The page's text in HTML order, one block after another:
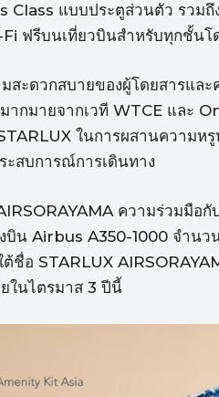
Class แบบประตูส่วนตัว รวม
ฟรีบนเที่ยวบินสำหรับทุกชั้นโ
ะดวกสบายของผู้โดยสารและ
ากมายจากเวที WTCE และ
ในการผสานความห
ะสบการณ์การเดินทาง
ความร่วมมือ
น Airbus A350-1000 จำนว
อ STARLUX
ในไตรมาส 3 ปีนี้